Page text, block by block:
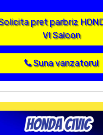
pret parbriz
VI Saloon
Suna vanzatorul